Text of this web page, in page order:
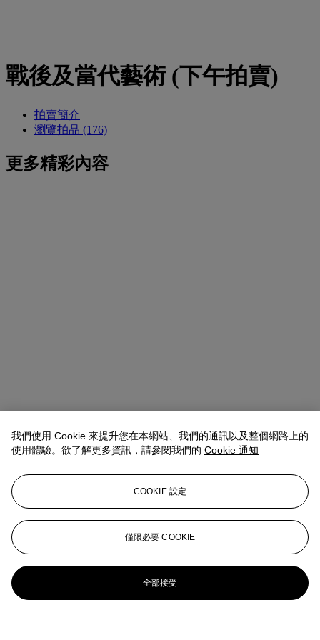
戰後及當代藝術 (下午拍賣)
拍賣簡介
瀏覽拍品 (176)
更多精彩內容
我們使用 Cookie 來提升您在本網站、我們的通訊以及整個網路上的
使用體驗。欲了解更多資訊，請參閱我們的 Cookie 通知
COOKIE 設定
僅限必要 COOKIE
全部接受